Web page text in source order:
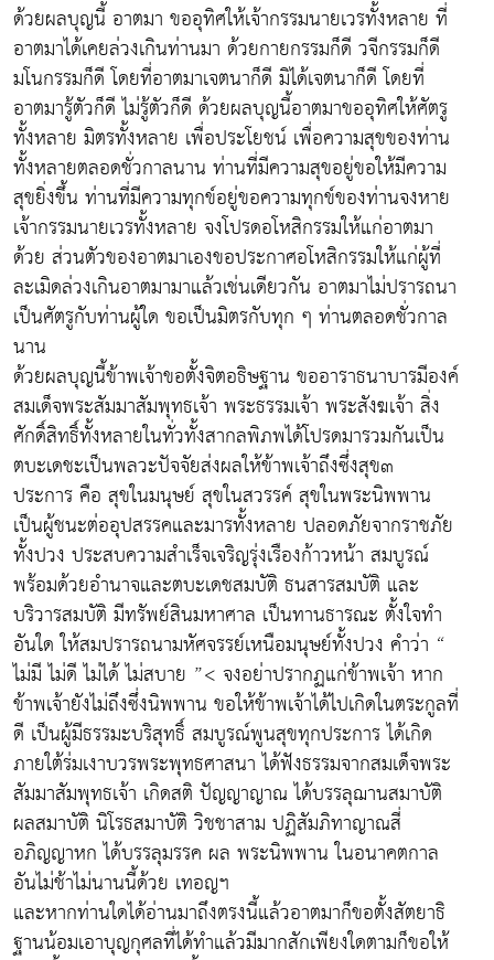
ด้วยผลบุญนี้ อาตมา ขออุทิศให้เจ้ากรรมนายเวรทั้งหลาย ที่
อาตมาได้เคยล่วงเกินท่านมา ด้วยกายกรรมก็ดี วจีกรรมก็ดี
มโนกรรมก็ดี โดยที่อาตมาเจตนาก็ดี มิได้เจตนาก็ดี โดยที่
อาตมารู้ตัวก็ดี ไม่รู้ตัวก็ดี ด้วยผลบุญนี้อาตมาขออุทิศให้ศัตรู
ทั้งหลาย มิตรทั้งหลาย เพื่อประโยชน์ เพื่อความสุขของท่าน
ทั้งหลายตลอดชั่วกาลนาน ท่านที่มีความสุขอยู่ขอให้มีความ
สุขยิ่งขึ้น ท่านที่มีความทุกข์อยู่ขอความทุกข์ของท่านจงหาย
เจ้ากรรมนายเวรทั้งหลาย จงโปรดอโหสิกรรมให้แก่อาตมา
ด้วย ส่วนตัวของอาตมาเองขอประกาศอโหสิกรรมให้แก่ผู้ที่
ละเมิดล่วงเกินอาตมามาแล้วเช่นเดียวกัน อาตมาไม่ปรารถนา
เป็นศัตรูกับท่านผู้ใด ขอเป็นมิตรกับทุก ๆ ท่านตลอดชั่วกาล
นาน
ด้วยผลบุญนี้ข้าพเจ้าขอตั้งจิตอธิษฐาน ขออาราธนาบารมีองค์
สมเด็จพระสัมมาสัมพุทธเจ้า พระธรรมเจ้า พระสังฆเจ้า สิ่ง
ศักดิ์สิทธิ์ทั้งหลายในทั่วทั้งสากลพิภพได้โปรดมารวมกันเป็น
ตบะเดชะเป็นพลวะปัจจัยส่งผลให้ข้าพเจ้าถึงซึ่งสุข๓
ประการ คือ สุขในมนุษย์ สุขในสวรรค์ สุขในพระนิพพาน
เป็นผู้ชนะต่ออุปสรรคและมารทั้งหลาย ปลอดภัยจากราชภัย
ทั้งปวง ประสบความสำเร็จเจริญรุ่งเรืองก้าวหน้า สมบูรณ์
พร้อมด้วยอำนาจและตบะเดชสมบัติ ธนสารสมบัติ และ
บริวารสมบัติ มีทรัพย์สินมหาศาล เป็นทานธารณะ ตั้งใจทำ
อันใด ให้สมปรารถนามหัศจรรย์เหนือมนุษย์ทั้งปวง คำว่า “
ไม่มี ไม่ดี ไม่ได้ ไม่สบาย ”< จงอย่าปรากฏแก่ข้าพเจ้า หาก
ข้าพเจ้ายังไม่ถึงซึ่งนิพพาน ขอให้ข้าพเจ้าได้ไปเกิดในตระกูลที่
ดี เป็นผู้มีธรรมะบริสุทธิ์ สมบูรณ์พูนสุขทุกประการ ได้เกิด
ภายใต้ร่มเงาบวรพระพุทธศาสนา ได้ฟังธรรมจากสมเด็จพระ
สัมมาสัมพุทธเจ้า เกิดสติ ปัญญาญาณ ได้บรรลุฌานสมาบัติ
ผลสมาบัติ นิโรธสมาบัติ วิชชาสาม ปฏิสัมภิทาญาณสี่
อภิญญาหก ได้บรรลุมรรค ผล พระนิพพาน ในอนาคตกาล
อันไม่ช้าไม่นานนี้ด้วย เทอญฯ
และหากท่านใดได้อ่านมาถึงตรงนี้แล้วอาตมาก็ขอตั้งสัตยาธิ
ฐานน้อมเอาบุญกุศลที่ได้ทำแล้วมีมากสักเพียงใดตามก็ขอให้